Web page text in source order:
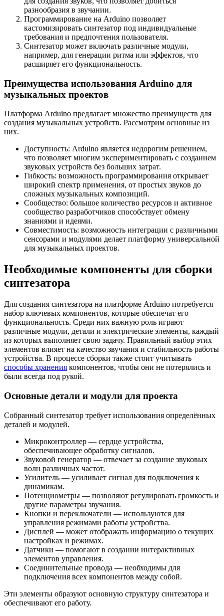
разнообразия в звучании.
Программирование на Arduino позволяет
кастомизировать синтезатор под индивидуальные
требования и предпочтения пользователя.
Синтезатор может включать различные модули,
например, для генерации ритма или эффектов, что
расширяет его функциональность.
Преимущества использования Arduino для
музыкальных проектов
Платформа Arduino предлагает множество преимуществ для
создания музыкальных устройств. Рассмотрим основные из
них.
Доступность: Arduino является недорогим решением,
что позволяет многим экспериментировать с созданием
звуковых устройств без больших затрат.
Гибкость: возможность программирования открывает
широкий спектр применения, от простых звуков до
сложных музыкальных композиций.
Сообщество: большое количество ресурсов и активное
сообщество разработчиков способствует обмену
знаниями и идеями.
Совместимость: возможность интеграции с различными
сенсорами и модулями делает платформу универсальной
для музыкальных проектов.
Необходимые компоненты для сборки
синтезатора
Для создания синтезатора на платформе Arduino потребуется
набор ключевых компонентов, которые обеспечат его
функциональность. Среди них важную роль играют
различные модули, детали и электрические элементы, каждый
из которых выполняет свою задачу. Правильный выбор этих
элементов влияет на качество звучания и стабильность работы
устройства. В процессе сборки также стоит учитывать
способы хранения компонентов, чтобы они не потерялись и
были всегда под рукой.
Основные детали и модули для проекта
Собранный синтезатор требует использования определённых
деталей и модулей.
Микроконтроллер — сердце устройства,
обеспечивающее обработку сигналов.
Звуковой генератор — отвечает за создание звуковых
волн различных частот.
Усилитель — усиливает сигнал для подключения к
динамикам.
Потенциометры — позволяют регулировать громкость и
другие параметры звучания.
Кнопки и переключатели — используются для
управления режимами работы устройства.
Дисплей — может отображать информацию о текущих
настройках и режимах.
Датчики — помогают в создании интерактивных
элементов управления.
Соединительные провода — необходимы для
подключения всех компонентов между собой.
Эти элементы образуют основную структуру синтезатора и
обеспечивают его работу.